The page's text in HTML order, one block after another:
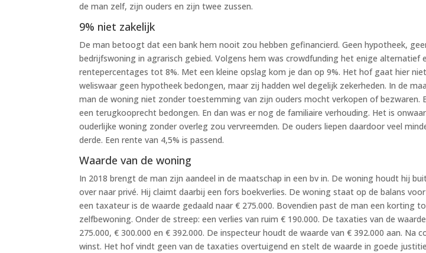
de man zelf, zijn ouders en zijn twee zussen.
9% niet zakelijk
De man betoogt dat een bank hem nooit zou hebben gefinancierd. Geen hypotheek,
bedrijfswoning in agrarisch gebied. Volgens hem was crowdfunding het enige alternatief
rentepercentages tot 8%. Met een kleine opslag kom je dan op 9%. Het hof gaat hier
weliswaar geen hypotheek bedongen, maar zij hadden wel degelijk zekerheden. In de
man de woning niet zonder toestemming van zijn ouders mocht verkopen of bezwaren.
een terugkooprecht bedongen. En dan was er nog de familiaire verhouding. Het is
ouderlijke woning zonder overleg zou vervreemden. De ouders liepen daardoor veel
derde. Een rente van 4,5% is passend.
Waarde van de woning
In 2018 brengt de man zijn aandeel in de maatschap in een bv in. De woning houdt hij
over naar privé. Hij claimt daarbij een fors boekverlies. De woning staat op de balans
een taxateur is de waarde gedaald naar € 275.000. Bovendien past de man een korting
zelfbewoning. Onder de streep: een verlies van ruim € 190.000. De taxaties van de
275.000, € 300.000 en € 392.000. De inspecteur houdt de waarde van € 392.000 aan. Na
winst. Het hof vindt geen van de taxaties overtuigend en stelt de waarde in goede